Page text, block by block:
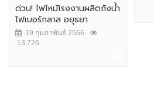
ด่วน! ไฟไหม้โรงงานผลิตถังน้ำ
ไฟเบอร์กลาส อยุธยา
19 กุมภาพันธ์ 2566
13,726